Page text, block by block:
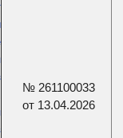
№ 261100033
от 13.04.2026